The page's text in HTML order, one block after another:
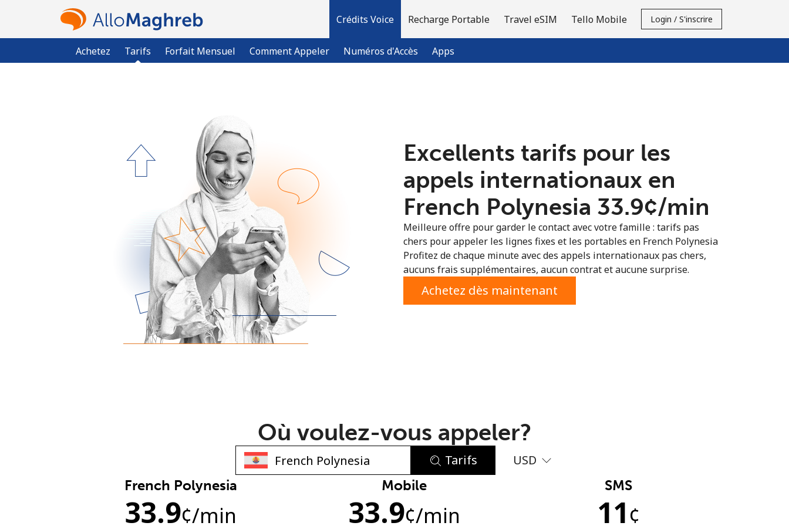
Crédits Voice
Achetez Tarifs Forfait Mensuel Comment Appeler Numéros d'Accès Apps
Recharge Portable Travel eSIM Tello Mobile Login / S'inscrire
Vous avez déjà un compte?Connectez-vous →
S'enregistrer avec
Aucun mot de passe créé
8 caractères minimum
Une lettre majuscule et une lettre minuscule
Excellents tarifs pour les
appels internationaux en
French Polynesia ⁦33.9¢⁩/min
Meilleure offre pour garder le contact avec votre famille : tarifs pas
chers pour appeler les lignes fixes et les portables en French Polynesia
Profitez de chaque minute avec des appels internationaux pas chers,
aucuns frais supplémentaires, aucun contrat et aucune surprise.
Achetez dès maintenant
Où voulez-vous appeler?
Tarifs USD
French Polynesia
33.9¢/min
Mobile
33.9¢/min
SMS
11¢